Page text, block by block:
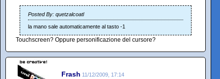
Posted By: quetzalcoatl
la mano sale automaticamente al tasto -1
Touchscreen? Oppure personificazione del cursore?
Frash 11/12/2009, 17:14